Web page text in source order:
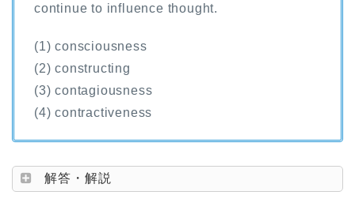
continue to influence thought.
(1) consciousness
(2) constructing
(3) contagiousness
(4) contractiveness
解答・解説